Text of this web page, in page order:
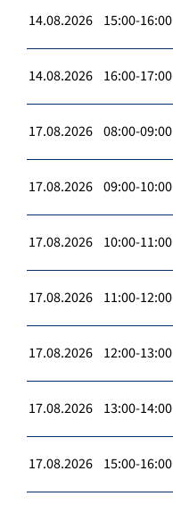
14.08.2026 15:00-16:00
14.08.2026 16:00-17:00
17.08.2026 08:00-09:00
17.08.2026 09:00-10:00
17.08.2026 10:00-11:00
17.08.2026 11:00-12:00
17.08.2026 12:00-13:00
17.08.2026 13:00-14:00
17.08.2026 15:00-16:00